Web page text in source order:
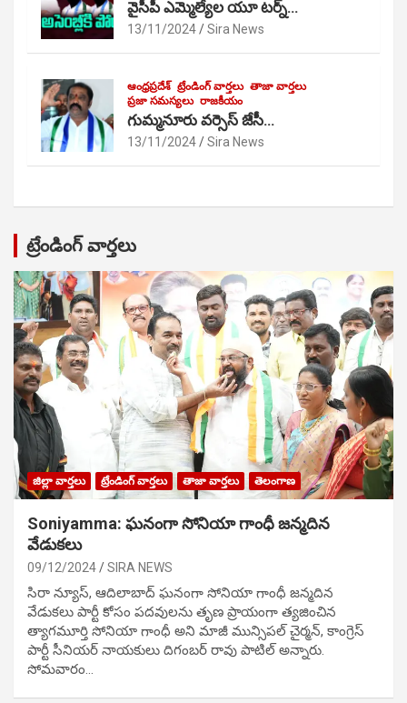
వైసీపీ ఎమ్మెల్యేల యూ టర్న్…
13/11/2024 Sira News
ఆంధ్రప్రదేశ్ ట్రేండింగ్ వార్తలు తాజా వార్తలు
ప్రజా సమస్యలు రాజకీయం
గుమ్మనూరు వర్సెస్ జేసీ…
13/11/2024 Sira News
ట్రేండింగ్ వార్తలు
జిల్లా వార్తలు ట్రేండింగ్ వార్తలు తాజా వార్తలు తెలంగాణ
Soniyamma: ఘ‌నంగా సోనియా గాంధీ జ‌న్మ‌దిన
వేడుక‌లు
09/12/2024 SIRA NEWS
సిరా న్యూస్, ఆదిలాబాద్ ఘ‌నంగా సోనియా గాంధీ జ‌న్మ‌దిన
వేడుక‌లు పార్టీ కోసం ప‌ద‌వుల‌ను తృణ ప్రాయంగా త్య‌జించిన
త్యాగమూర్తి సోనియా గాంధీ అని మాజీ మున్సిప‌ల్ చైర్మ‌న్, కాంగ్రెస్
పార్టీ సీనియ‌ర్ నాయ‌కులు దిగంబ‌ర్ రావు పాటిల్ అన్నారు.
సోమవారం…